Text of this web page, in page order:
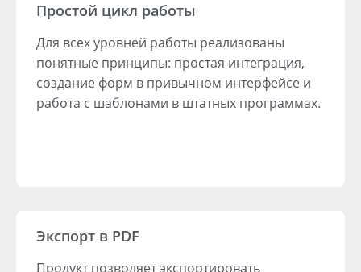
Простой цикл работы
Для всех уровней работы реализованы
понятные принципы: простая интеграция,
создание форм в привычном интерфейсе и
работа с шаблонами в штатных программах.
Экспорт в PDF
Продукт позволяет экспортировать